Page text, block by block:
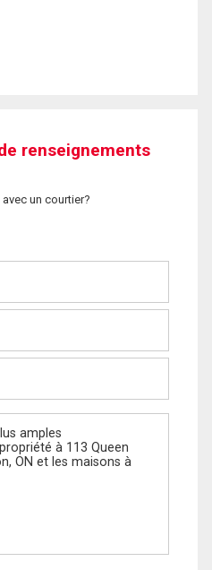
renseignements
un courtier?